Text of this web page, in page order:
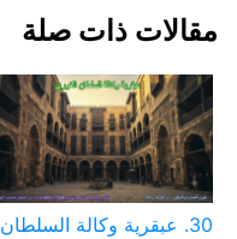
مقالات ذات صلة
30. عبقرية وكالة السلطان